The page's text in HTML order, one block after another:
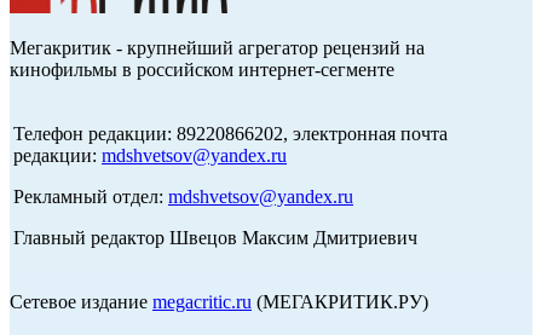
Мегакритик - крупнейший агрегатор рецензий на
кинофильмы в российском интернет-сегменте
Телефон редакции: 89220866202, электронная почта
редакции: mdshvetsov@yandex.ru
Рекламный отдел: mdshvetsov@yandex.ru
Главный редактор Швецов Максим Дмитриевич
Сетевое издание megacritic.ru (МЕГАКРИТИК.РУ)